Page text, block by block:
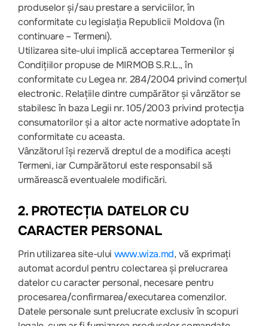
produselor și/sau prestare a serviciilor, în
conformitate cu legislația Republicii Moldova (în
continuare – Termeni).
Utilizarea site-ului implică acceptarea Termenilor și
Condițiilor propuse de MIRMOB S.R.L., în
conformitate cu Legea nr. 284/2004 privind comerțul
electronic. Relațiile dintre cumpărător și vânzător se
stabilesc în baza Legii nr. 105/2003 privind protecția
consumatorilor și a altor acte normative adoptate în
conformitate cu aceasta.
Vânzătorul își rezervă dreptul de a modifica acești
Termeni, iar Cumpărătorul este responsabil să
urmărească eventualele modificări.
2. PROTECȚIA DATELOR CU
CARACTER PERSONAL
Prin utilizarea site-ului www.wiza.md, vă exprimați
automat acordul pentru colectarea și prelucrarea
datelor cu caracter personal, necesare pentru
procesarea/confirmarea/executarea comenzilor.
Datele personale sunt prelucrate exclusiv în scopuri